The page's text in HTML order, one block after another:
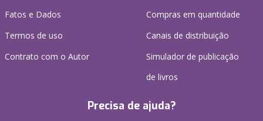
Fatos e Dados
Termos de uso
Contrato com o Autor
Compras em quantidade
Canais de distribuição
Simulador de publicação
de livros
Precisa de ajuda?